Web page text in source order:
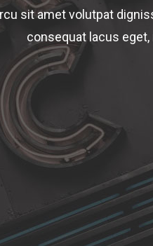
sit amet volutpat
consequat lacus